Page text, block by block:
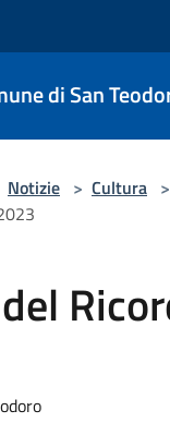
di San
Notizie > Cultura >